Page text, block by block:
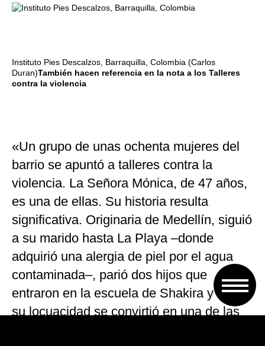
Instituto Pies Descalzos, Barraquilla, Colombia (Carlos
Duran)También hacen referencia en la nota a los Talleres
contra la violencia
«Un grupo de unas ochenta mujeres del
barrio se apuntó a talleres contra la
violencia. La Señora Mónica, de 47 años,
es una de ellas. Su historia resulta
significativa. Originaria de Medellín, siguió
a su marido hasta La Playa –donde
adquirió una alergia de piel por el agua
contaminada–, parió dos hijos que
entraron en la escuela de Shakira y con
su locuacidad se convirtió en una de las